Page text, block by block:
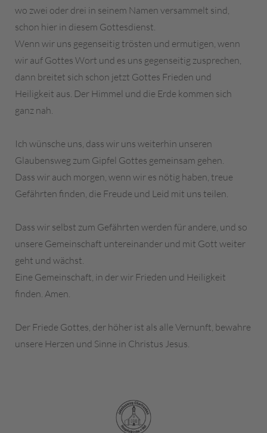
wo zwei oder drei in seinem Namen versammelt sind,
schon hier in diesem Gottesdienst.
Wenn wir uns gegenseitig trösten und ermutigen, wenn
wir auf Gottes Wort und es uns gegenseitig zusprechen,
dann breitet sich schon jetzt Gottes Frieden und
Heiligkeit aus. Der Himmel und die Erde kommen sich
ganz nah.
Ich wünsche uns, dass wir uns weiterhin unseren
Glaubensweg zum Gipfel Gottes gemeinsam gehen.
Dass wir auch morgen, wenn wir es nötig haben, treue
Gefährten finden, die Freude und Leid mit uns teilen.
Dass wir selbst zum Gefährten werden für andere, und so
unsere Gemeinschaft untereinander und mit Gott weiter
geht und wächst.
Eine Gemeinschaft, in der wir Frieden und Heiligkeit
finden. Amen.
Der Friede Gottes, der höher ist als alle Vernunft, bewahre
unsere Herzen und Sinne in Christus Jesus.